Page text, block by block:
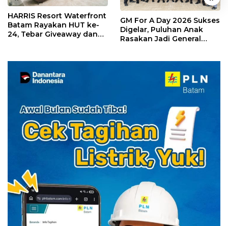
HARRIS Resort Waterfront
Batam Rayakan HUT ke-
24, Tebar Giveaway dan
GM For A Day 2026 Sukses
Digelar, Puluhan Anak
Rasakan Jadi General